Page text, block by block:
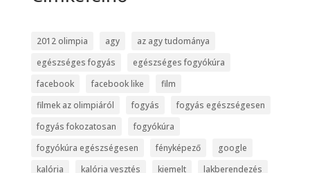
2012 olimpia agy
az agy tudománya
egészséges fogyás
egészséges fogyókúra
facebook
facebook like
film
filmek az olimpiáról
fogyás
fogyás egészségesen
fogyás fokozatosan
fogyókúra
fogyókúra egészségesen
fényképező
google
kalória
kalória vesztés kiemelt lakberendezés